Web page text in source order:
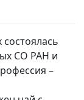
СО РАН и
–